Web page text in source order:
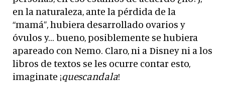
en la naturaleza, ante la pérdida de la
“mamá”, hubiera desarrollado ovarios y
óvulos y… bueno, posiblemente se hubiera
apareado con Nemo. Claro, ni a Disney ni a los
libros de textos se les ocurre contar esto,
imaginate ¡quescandala!